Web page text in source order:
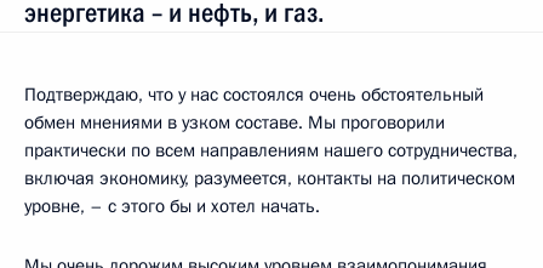
энергетика – и нефть, и газ.
Подтверждаю, что у нас состоялся очень обстоятельный
обмен мнениями в узком составе. Мы проговорили
практически по всем направлениям нашего сотрудничества,
включая экономику, разумеется, контакты на политическом
уровне, – с этого бы и хотел начать.